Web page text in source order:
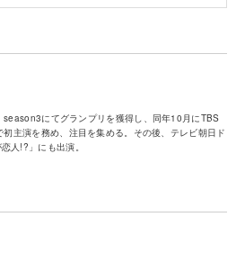
にてグランプリを獲得し、同年10月にTBS
主演を務め、注目を集める。その後、テレビ朝日ド
人!?」にも出演。